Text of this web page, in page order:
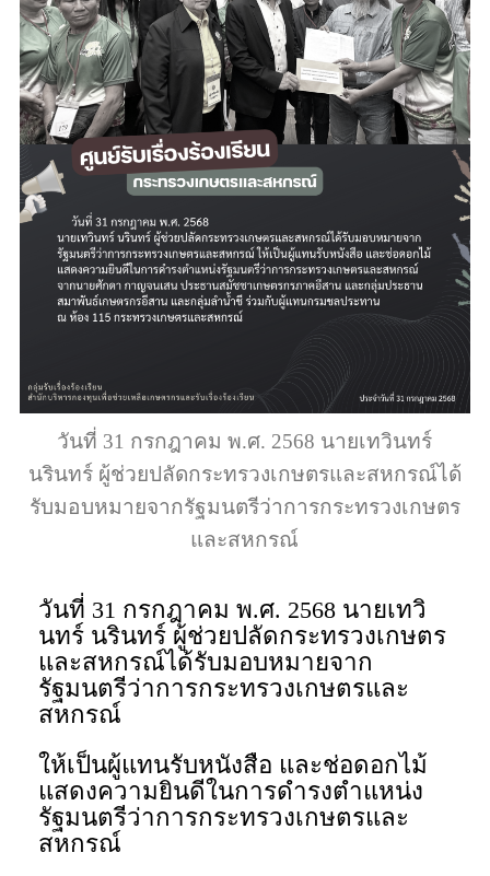
วันที่ 31 กรกฎาคม พ.ศ. 2568 นายเทวินทร์
นรินทร์ ผู้ช่วยปลัดกระทรวงเกษตรและสหกรณ์ได้
รับมอบหมายจากรัฐมนตรีว่าการกระทรวงเกษตร
และสหกรณ์
วันที่ 31 กรกฎาคม พ.ศ. 2568 นายเทวิ
นทร์ นรินทร์ ผู้ช่วยปลัดกระทรวงเกษตร
และสหกรณ์ได้รับมอบหมายจาก
รัฐมนตรีว่าการกระทรวงเกษตรและ
สหกรณ์
ให้เป็นผู้แทนรับหนังสือ และช่อดอกไม้
แสดงความยินดีในการดำรงตำแหน่ง
รัฐมนตรีว่าการกระทรวงเกษตรและ
สหกรณ์